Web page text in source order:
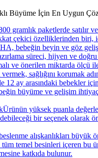
Büyüme İçin En Uygun
gramlık paketlerde satılır
çekici özelliklerinden
bebeğin beyin ve göz
süreci, hijyen ve
ve önerilen miktarda ölçü
sağlığını korumak
ay arasındaki bebekler
büyüme ve gelişim
yüksek puanla
bir seçenek olarak
alışkanlıkları
temel besinleri içeren bu
katkıda bulunur.